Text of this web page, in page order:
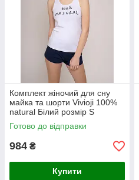
Комплект жіночий для сну
майка та шорти Vivioji 100%
natural Білий розмір S
(12307)
Готово до відправки
984 ₴
Купити